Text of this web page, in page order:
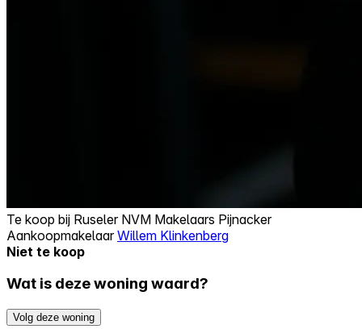
Te koop bij Ruseler NVM Makelaars Pijnacker
AankoopmakelaarWillem Klinkenberg
Niet te koop
Wat is deze woning waard?
Volg deze woning